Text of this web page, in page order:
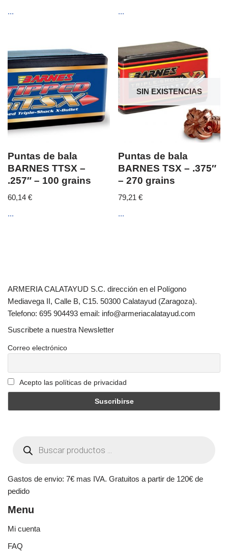
...
...
Puntas de bala
BARNES TTSX –
.257″ – 100 grains
60,14 €
...
SIN EXISTENCIAS
Puntas de bala
BARNES TSX – .375″
– 270 grains
79,21€
...
ARMERIA CALATAYUD S.C. dirección en el Polígono
Mediavega II, Calle B, C15. 50300 Calatayud (Zaragoza).
Telefono: 695 904493 email: info@armeriacalatayud.com
Suscribete a nuestra Newsletter
Correo electrónico
Acepto las políticas de privacidad
Gastos de envio: 7€ mas IVA. Gratuitos a partir de 120€ de
pedido
Menu
Mi cuenta
FAQ